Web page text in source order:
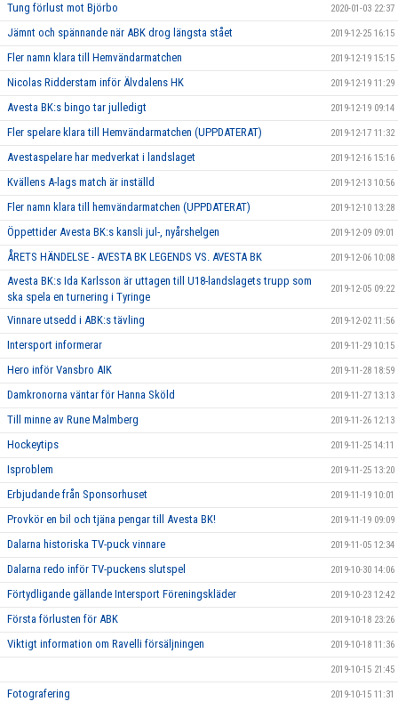
Tung förlust mot Björbo 2020-01-03 22:37
Jämnt och spännande när ABK drog längsta stået 2019-12-25 16:15
Fler namn klara till Hemvändarmatchen 2019-12-19 15:15
Nicolas Ridderstam inför Älvdalens HK 2019-12-19 11:29
Avesta BK:s bingo tar julledigt 2019-12-19 09:14
Fler spelare klara till Hemvändarmatchen (UPPDATERAT) 2019-12-17 11:32
Avestaspelare har medverkat i landslaget 2019-12-16 15:16
Kvällens A-lags match är inställd 2019-12-13 10:56
Fler namn klara till hemvändarmatchen (UPPDATERAT) 2019-12-10 13:28
Öppettider Avesta BK:s kansli jul-, nyårshelgen 2019-12-09 09:01
ÅRETS HÄNDELSE - AVESTA BK LEGENDS VS. AVESTA BK 2019-12-06 10:08
Avesta BK:s Ida Karlsson är uttagen till U18-landslagets trupp som
ska spela en turnering i Tyringe
2019-12-05 09:22
Vinnare utsedd i ABK:s tävling 2019-12-02 11:56
Intersport informerar 2019-11-29 10:15
Hero inför Vansbro AIK 2019-11-28 18:59
Damkronorna väntar för Hanna Sköld 2019-11-27 13:13
Till minne av Rune Malmberg 2019-11-26 12:13
Hockeytips 2019-11-25 14:11
Isproblem 2019-11-25 13:20
Erbjudande från Sponsorhuset 2019-11-19 10:01
Provkör en bil och tjäna pengar till Avesta BK! 2019-11-19 09:09
Dalarna historiska TV-puck vinnare 2019-11-05 12:34
Dalarna redo inför TV-puckens slutspel 2019-10-30 14:06
Förtydligande gällande Intersport Föreningskläder 2019-10-23 12:42
Första förlusten för ABK 2019-10-18 23:26
Viktigt information om Ravelli försäljningen 2019-10-18 11:36
2019-10-15 21:45
Fotografering 2019-10-15 11:31